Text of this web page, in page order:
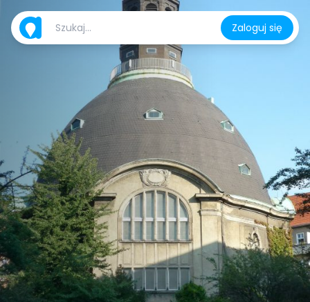
Zaloguj się